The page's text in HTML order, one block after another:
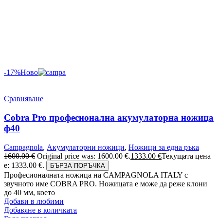
-17%Ново
Сравняване
Cobra Pro професионална акумулаторна ножица
ф40
Campagnola, Акумулаторни ножици, Ножици за една ръка
1600.00€ Original price was: 1600.00 €.1333.00 €Текущата цена
е: 1333.00 €.
БЪРЗА ПОРЪЧКА
Професионалната ножица на CAMPAGNOLA ITALY с
звучното име COBRA PRO. Ножицата е може да реже клони
до 40 мм, което
Добави в любими
Добавяне в количката